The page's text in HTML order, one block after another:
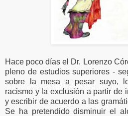
Hace poco días el Dr. Lorenzo
pleno de estudios superiores -
sobre la mesa a pesar suyo,
racismo y la exclusión a partir de
y escribir de acuerdo a las
Se ha pretendido disminuir el